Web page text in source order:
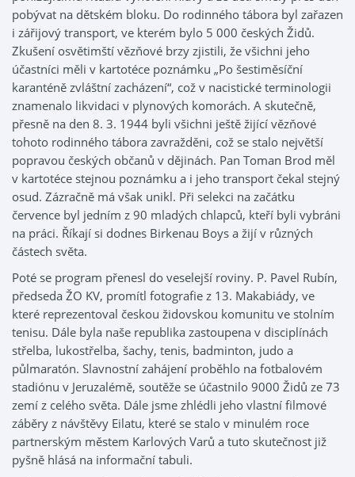
pobývat na dětském bloku. Do rodinného tábora byl zařazen
i zářijový transport, ve kterém bylo 5 000 českých Židů.
Zkušení osvětimští vězňové brzy zjistili, že všichni jeho
účastníci měli v kartotéce poznámku „Po šestiměsíční
karanténě zvláštní zacházení“, což v nacistické terminologii
znamenalo likvidaci v plynových komorách. A skutečně,
přesně na den 8. 3. 1944 byli všichni ještě žijící vězňové
tohoto rodinného tábora zavražděni, což se stalo největší
popravou českých občanů v dějinách. Pan Toman Brod měl
v kartotéce stejnou poznámku a i jeho transport čekal stejný
osud. Zázračně má však unikl. Při selekci na začátku
července byl jedním z 90 mladých chlapců, kteří byli vybráni
na práci. Říkají si dodnes Birkenau Boys a žijí v různých
částech světa.
Poté se program přenesl do veselejší roviny. P. Pavel Rubín,
předseda ŽO KV, promítl fotografie z 13. Makabiády, ve
které reprezentoval českou židovskou komunitu ve stolním
tenisu. Dále byla naše republika zastoupena v disciplínách
střelba, lukostřelba, šachy, tenis, badminton, judo a
půlmaratón. Slavnostní zahájení proběhlo na fotbalovém
stadiónu v Jeruzalémě, soutěže se účastnilo 9000 Židů ze 73
zemí z celého světa. Dále jsme zhlédli jeho vlastní filmové
záběry z návštěvy Eilatu, které se stalo v minulém roce
partnerským městem Karlových Varů a tuto skutečnost již
pyšně hlásá na informační tabuli.